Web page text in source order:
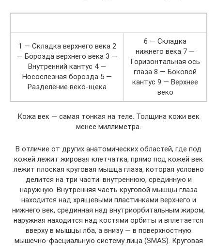
1 — Складка верхнего века 2
— Борозда верхнего века 3 —
Внутренний кантус 4 —
Носослезная борозда 5 —
Разделение веко-щека
6 — Складка
нижнего века 7 —
Горизонтальная ось
глаза 8 — Боковой
кантус 9 — Верхнее
веко
Кожа век — самая тонкая на теле. Толщина кожи век
менее миллиметра.
В отличие от других анатомических областей, где под
кожей лежит жировая клетчатка, прямо под кожей век
лежит плоская круговая мышца глаза, которая условно
делится на три части: внутреннюю, срединную и
наружную. Внутренняя часть круговой мышцы глаза
находится над хрящевыми пластинками верхнего и
нижнего век, срединная над внутриорбитальным жиром,
наружная находится над костями орбиты и вплетается
вверху в мышцы лба, а внизу — в поверхностную
мышечно-фасциальную систему лица (SMAS). Круговая